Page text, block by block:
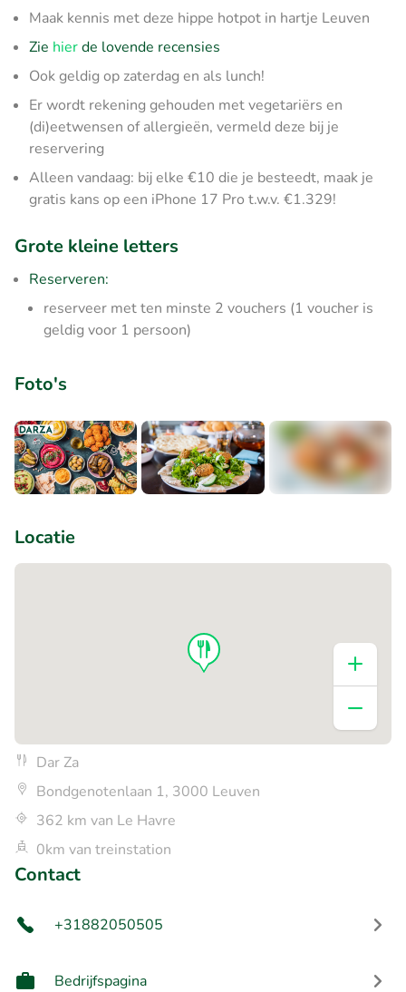
Maak kennis met deze hippe hotpot in hartje Leuven
Zie hierde lovende recensies
Ook geldig op zaterdag en als lunch!
Er wordt rekening gehouden met vegetariërs en
(di)eetwensen of allergieën, vermeld deze bij je
reservering
Alleen vandaag: bij elke €10 die je besteedt, maak je
gratis kans op een iPhone 17 Pro t.w.v. €1.329!
Grote kleine letters
Reserveren:
reserveer met ten minste 2 vouchers (1 voucher is
geldig voor 1 persoon)
Foto's
Locatie
Dar Za
Bondgenotenlaan 1, 3000 Leuven
362 km van Le Havre
0km van treinstation
Contact
+31882050505
Bedrijfspagina